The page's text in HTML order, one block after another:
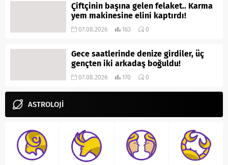
Çiftçinin başına gelen felaket.. Karma
yem makinesine elini kaptırdı!
07.08.2026 163 0
Gece saatlerinde denize girdiler, üç
gençten iki arkadaş boğuldu!
07.08.2026 170 0
ASTROLOJİ